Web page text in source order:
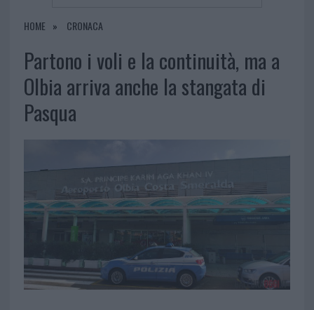
HOME CRONACA
Partono i voli e la continuità, ma a
Olbia arriva anche la stangata di
Pasqua